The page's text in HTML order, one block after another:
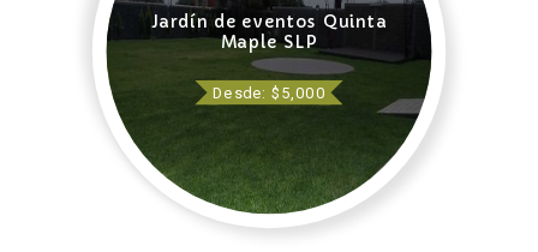
Jardín de eventos Quinta
Maple SLP
Desde: $5,000